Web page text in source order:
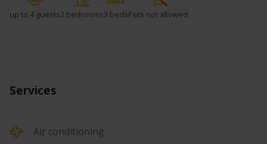
up to 4 guests2 bedrooms3 bedsPets not allowed
Services
Air conditioning